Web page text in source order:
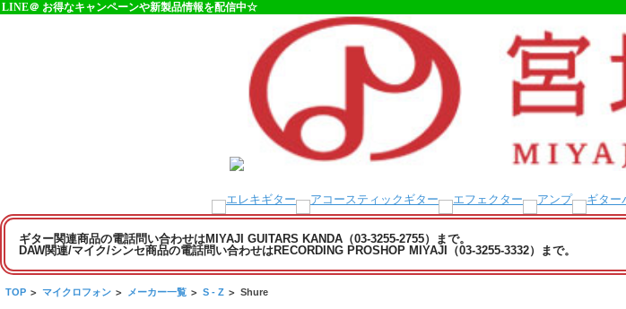
LINE＠ お得なキャンペーンや新製品情報を配信中☆
ギター関連商品の電話問い合わせはMIYAJI GUITARS KANDA（03-3255-2755）まで。
DAW関連/マイク/シンセ商品の電話問い合わせはRECORDING PROSHOP MIYAJI（03-3255-3332）まで。
TOP > マイクロフォン > メーカー一覧 > S - Z > Shure